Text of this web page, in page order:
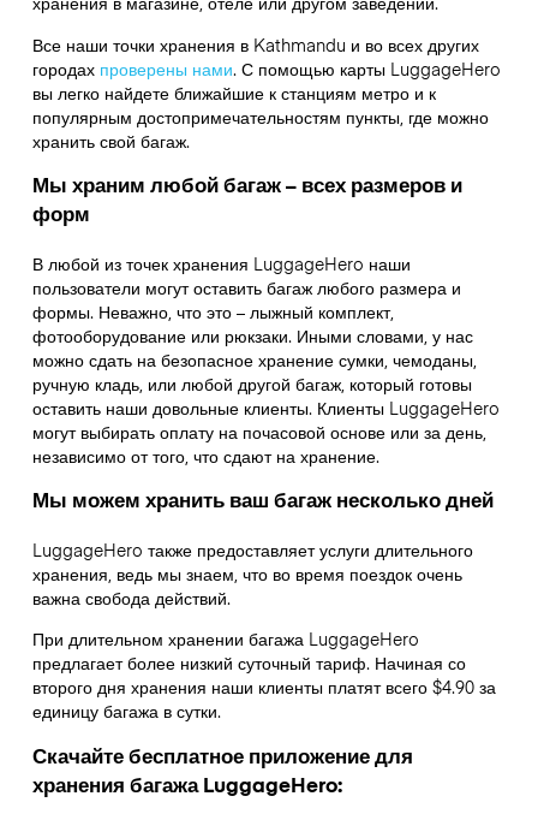
Все наши точки хранения в Kathmandu и во всех других
городах проверены нами. С помощью карты LuggageHero
вы легко найдете ближайшие к станциям метро и к
популярным достопримечательностям пункты, где можно
хранить свой багаж.
Мы храним любой багаж – всех размеров и
форм
В любой из точек хранения LuggageHero наши
пользователи могут оставить багаж любого размера и
формы. Неважно, что это – лыжный комплект,
фотооборудование или рюкзаки. Иными словами, у нас
можно сдать на безопасное хранение сумки, чемоданы,
ручную кладь, или любой другой багаж, который готовы
оставить наши довольные клиенты. Клиенты LuggageHero
могут выбирать оплату на почасовой основе или за день,
независимо от того, что сдают на хранение.
Мы можем хранить ваш багаж несколько дней
LuggageHero также предоставляет услуги длительного
хранения, ведь мы знаем, что во время поездок очень
важна свобода действий.
При длительном хранении багажа LuggageHero
предлагает более низкий суточный тариф. Начиная со
второго дня хранения наши клиенты платят всего $4.90 за
единицу багажа в сутки.
Скачайте бесплатное приложение для
хранения багажа LuggageHero: